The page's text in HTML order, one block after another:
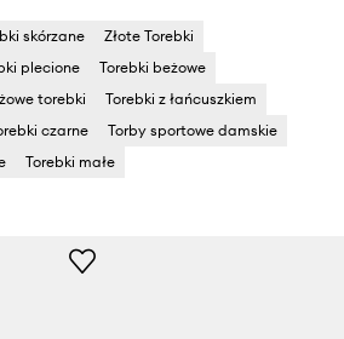
skórzane
Złote Torebki
plecione
Torebki beżowe
torebki
Torebki z łańcuszkiem
czarne
Torby sportowe damskie
Torebki małe